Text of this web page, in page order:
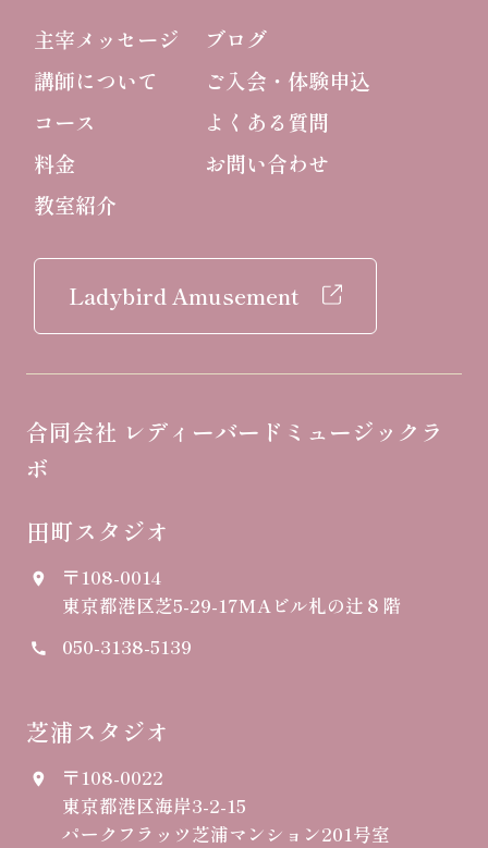
主宰メッセージ
講師について
コース
料金
教室紹介
ブログ
ご入会・体験申込
よくある質問
お問い合わせ
Ladybird Amusement
合同会社 レディーバードミュージックラ
ボ
田町スタジオ
place
〒108-0014
東京都港区芝5-29-17MAビル札の辻８階
call 050-3138-5139
芝浦スタジオ
place
〒108-0022
東京都港区海岸3-2-15
パークフラッツ芝浦マンション201号室